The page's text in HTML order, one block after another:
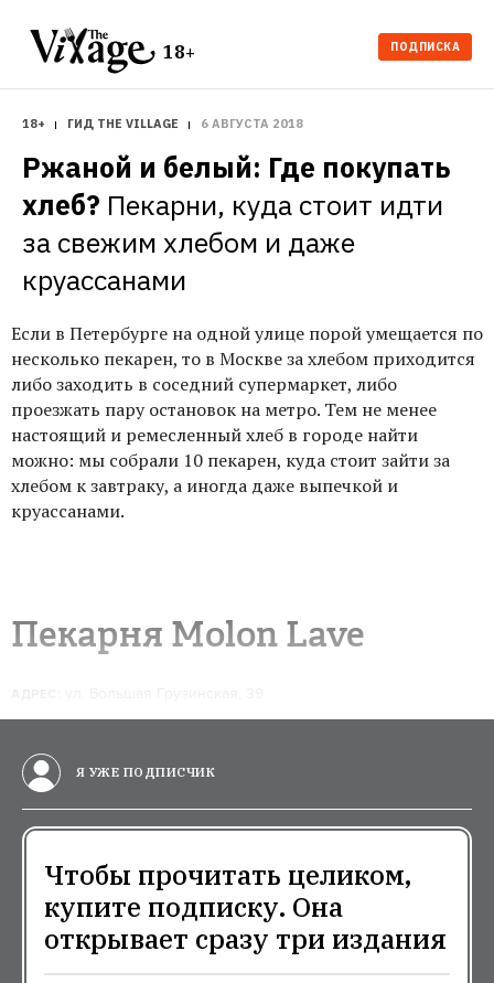
18+ ПОДПИСКА
18+ ГИД THE VILLAGE 6 АВГУСТА 2018
Ржаной и белый: Где покупать
хлеб? Пекарни, куда стоит идти
за свежим хлебом и даже
круассанами
Если в Петербурге на одной улице порой умещается по
несколько пекарен, то в Москве за хлебом приходится
либо заходить в соседний супермаркет, либо
проезжать пару остановок на метро. Тем не менее
настоящий и ремесленный хлеб в городе найти
можно: мы собрали 10 пекарен, куда стоит зайти за
хлебом к завтраку, а иногда даже выпечкой и
круассанами.
Пекарня Molon Lave
Я УЖЕ ПОДПИСЧИК
Чтобы прочитать целиком,
купите подписку. Она
открывает сразу три издания